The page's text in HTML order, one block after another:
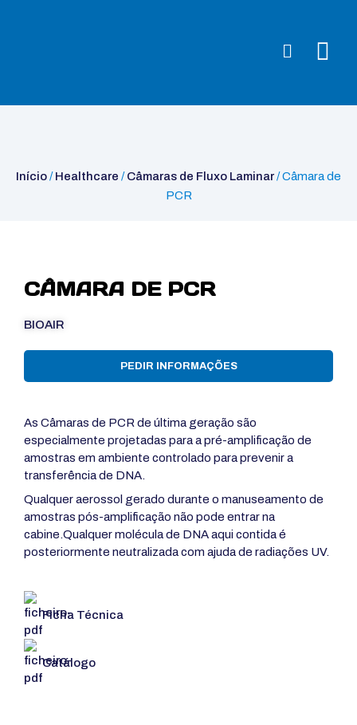
Início/Healthcare /Câmaras de Fluxo Laminar/ Câmara de
PCR
CÂMARA DE PCR
BIOAIR
PEDIR INFORMAÇÕES
As Câmaras de PCR de última geração são
especialmente projetadas para a pré-amplificação de
amostras em ambiente controlado para prevenir a
transferência de DNA.
Qualquer aerossol gerado durante o manuseamento de
amostras pós-amplificação não pode entrar na
cabine.Qualquer molécula de DNA aqui contida é
posteriormente neutralizada com ajuda de radiações UV.
Ficha Técnica
Catálogo